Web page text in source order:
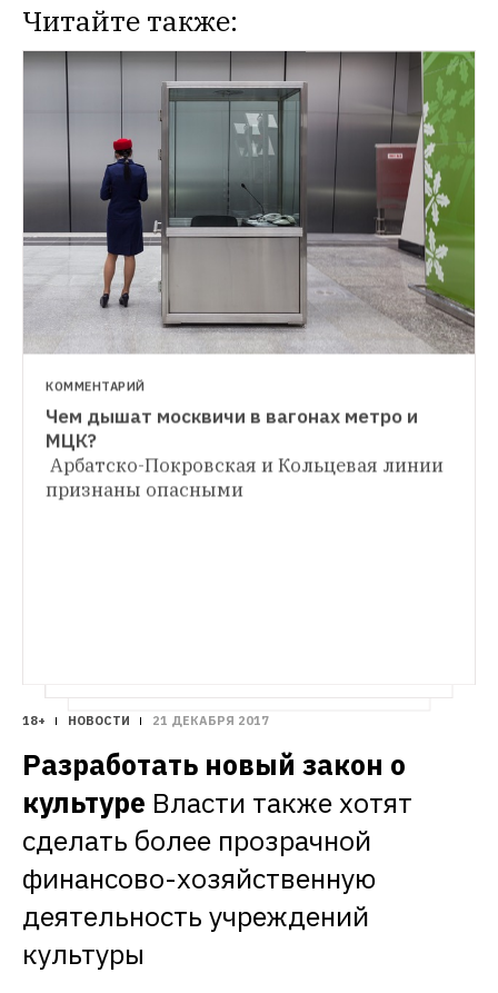
Читайте также:
ИНТЕРВЬЮ
Замначальника метро — о частых авариях,
ОБЩЕСТВЕННЫЕ ПРОСТРАНСТВА
Что продают в переходах у метро после
реформы уличной торговли «Трусы —
самый ходовой товар»: что можно найти
КОММЕНТАРИЙ
Чем дышат москвичи в вагонах метро и
Арбатско-Покровская и Кольцевая линии
признаны опасными
18+ НОВОСТИ 21 ДЕКАБРЯ 2017
Разработать новый закон о
культуре Власти также хотят
сделать более прозрачной
финансово-хозяйственную
деятельность учреждений
культуры